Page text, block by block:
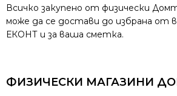
Всичко закупено от физически
може да се достави до избрана от
ЕКОНТ и за ваша сметка.
ФИЗИЧЕСКИ МАГАЗИНИ